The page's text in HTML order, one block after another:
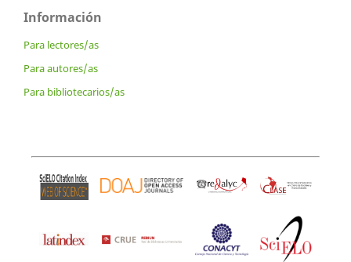
Información
Para lectores/as
Para autores/as
Para bibliotecarios/as